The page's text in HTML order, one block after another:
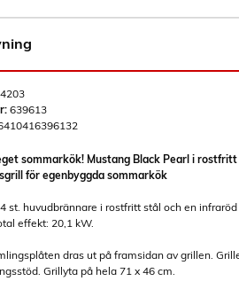
639613
sommarkök! Mustang Black Pearl i
för egenbyggda sommarkök
st. huvudbrännare i rostfritt stål och en
effekt: 20,1 kW.
dras ut på framsidan av grillen.
Grillyta på hela 71 x 46 cm.